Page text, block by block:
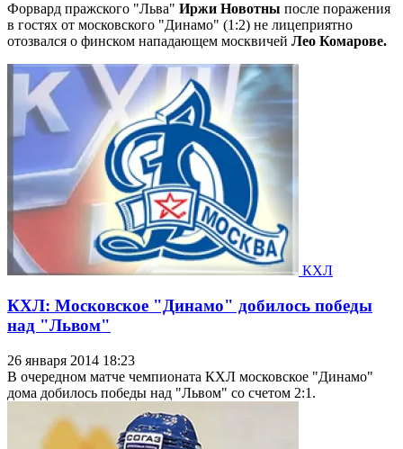
Форвард пражского "Льва" Иржи Новотны после поражения
в гостях от московского "Динамо" (1:2) не лицеприятно
отозвался о финском нападающем москвичей Лео Комарове.
КХЛ
КХЛ: Московское "Динамо" добилось победы
над "Львом"
26 января 2014 18:23
В очередном матче чемпионата КХЛ московское "Динамо"
дома добилось победы над "Львом" со счетом 2:1.